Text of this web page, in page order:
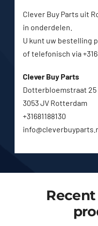
Clever Buy Parts uit
in onderdelen.
U kunt uw bestelling
of telefonisch via
Clever Buy Parts
Dotterbloemstraat 25
3053 JV Rotterdam
+31681188130